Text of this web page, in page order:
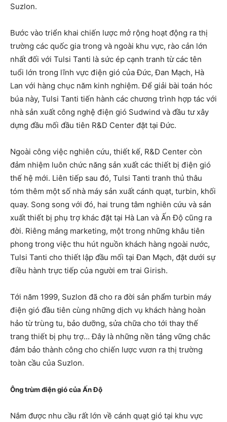
Suzlon.
Bước vào triển khai chiến lược mở rộng hoạt động ra thị
trường các quốc gia trong và ngoài khu vực, rào cản lớn
nhất đối với Tulsi Tanti là sức ép cạnh tranh từ các tên
tuổi lớn trong lĩnh vực điện gió của Đức, Đan Mạch, Hà
Lan với hàng chục năm kinh nghiệm. Để giải bài toán hóc
búa này, Tulsi Tanti tiến hành các chương trình hợp tác với
nhà sản xuất công nghệ điện gió Sudwind và đầu tư xây
dựng đầu mối đầu tiên R&D Center đặt tại Đức.
Ngoài công việc nghiên cứu, thiết kế, R&D Center còn
đảm nhiệm luôn chức năng sản xuất các thiết bị điện gió
thế hệ mới. Liên tiếp sau đó, Tulsi Tanti tranh thủ thâu
tóm thêm một số nhà máy sản xuất cánh quạt, turbin, khối
quay. Song song với đó, hai trung tâm nghiên cứu và sản
xuất thiết bị phụ trợ khác đặt tại Hà Lan và Ấn Độ cũng ra
đời. Riêng mảng marketing, một trong những khâu tiên
phong trong việc thu hút nguồn khách hàng ngoài nước,
Tulsi Tanti cho thiết lập đầu mối tại Đan Mạch, đặt dưới sự
điều hành trực tiếp của người em trai Girish.
Tới năm 1999, Suzlon đã cho ra đời sản phẩm turbin máy
điện gió đầu tiên cùng những dịch vụ khách hàng hoàn
hảo từ trùng tu, bảo dưỡng, sửa chữa cho tới thay thế
trang thiết bị phụ trợ… Đây là những nền tảng vững chắc
đảm bảo thành công cho chiến lược vươn ra thị trường
toàn cầu của Suzlon.
Ông trùm điện gió của Ấn Độ
Nắm được nhu cầu rất lớn về cánh quạt gió tại khu vực